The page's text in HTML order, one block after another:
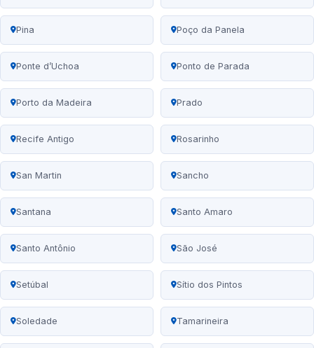
Pina Poço da Panela
Ponte d’Uchoa Ponto de Parada
Porto da Madeira Prado
Recife Antigo Rosarinho
San Martin Sancho
Santana Santo Amaro
Santo Antônio São José
Setúbal Sítio dos Pintos
Soledade Tamarineira